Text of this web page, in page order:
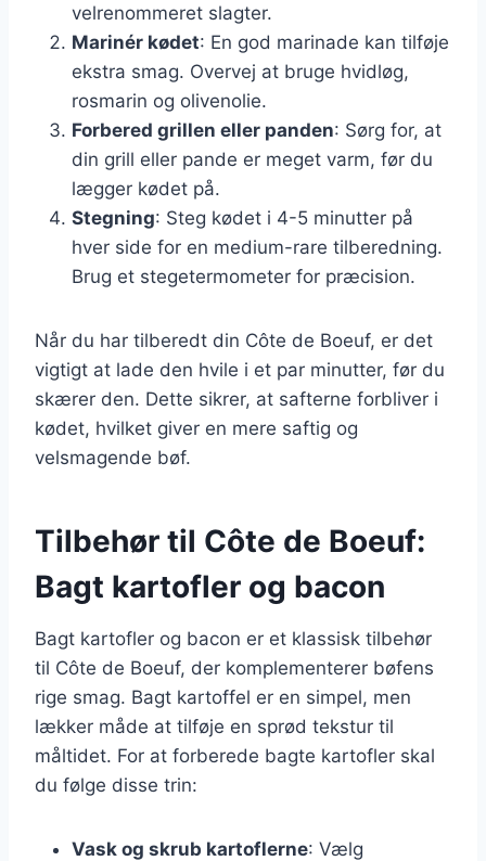
velrenommeret slagter.
Marinér kødet: En god marinade kan tilføje
ekstra smag. Overvej at bruge hvidløg,
rosmarin og olivenolie.
Forbered grillen eller panden: Sørg for, at
din grill eller pande er meget varm, før du
lægger kødet på.
Stegning: Steg kødet i 4-5 minutter på
hver side for en medium-rare tilberedning.
Brug et stegetermometer for præcision.
Når du har tilberedt din Côte de Boeuf, er det
vigtigt at lade den hvile i et par minutter, før du
skærer den. Dette sikrer, at safterne forbliver i
kødet, hvilket giver en mere saftig og
velsmagende bøf.
Tilbehør til Côte de Boeuf:
Bagt kartofler og bacon
Bagt kartofler og bacon er et klassisk tilbehør
til Côte de Boeuf, der komplementerer bøfens
rige smag. Bagt kartoffel er en simpel, men
lækker måde at tilføje en sprød tekstur til
måltidet. For at forberede bagte kartofler skal
du følge disse trin:
Vask og skrub kartoflerne: Vælg